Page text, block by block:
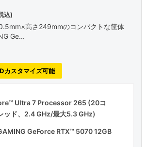
込)
高さ249mmのコンパクトな筐体
Ge...
カスタマイズ可能
Ultra 7 Processor 265 (20コ
ッド、2.4 GHz/最大5.3 GHz)
GeForce RTX™ 5070 12GB